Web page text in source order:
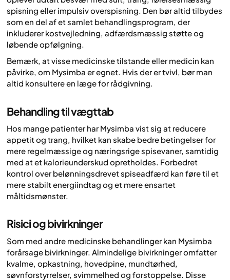
spisning eller impulsiv overspisning. Den bør altid tilbydes
som en del af et samlet behandlingsprogram, der
inkluderer kostvejledning, adfærdsmæssig støtte og
løbende opfølgning.
Bemærk, at visse medicinske tilstande eller medicin kan
påvirke, om Mysimba er egnet. Hvis der er tvivl, bør man
altid konsultere en læge for rådgivning.
Behandling til vægttab
Hos mange patienter har Mysimba vist sig at reducere
appetit og trang, hvilket kan skabe bedre betingelser for
mere regelmæssige og næringsrige spisevaner, samtidig
med at et kalorieunderskud opretholdes. Forbedret
kontrol over belønningsdrevet spiseadfærd kan føre til et
mere stabilt energiindtag og et mere ensartet
måltidsmønster.
Risici og bivirkninger
Som med andre medicinske behandlinger kan Mysimba
forårsage bivirkninger. Almindelige bivirkninger omfatter
kvalme, opkastning, hovedpine, mundtørhed,
søvnforstyrrelser, svimmelhed og forstoppelse. Disse